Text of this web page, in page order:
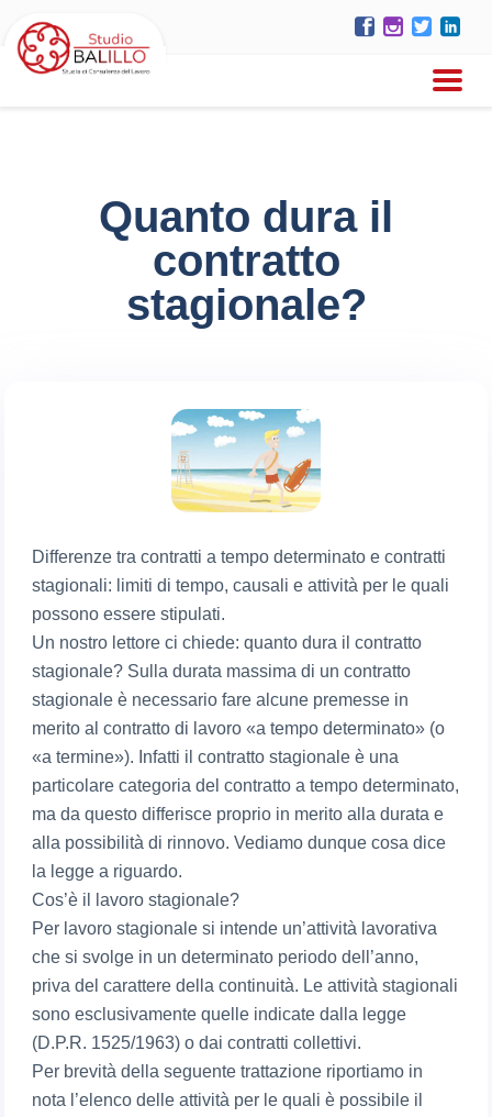
Quanto dura il
contratto
stagionale?
Differenze tra contratti a tempo determinato e contratti
stagionali: limiti di tempo, causali e attività per le quali
possono essere stipulati.
Un nostro lettore ci chiede: quanto dura il contratto
stagionale? Sulla durata massima di un contratto
stagionale è necessario fare alcune premesse in
merito al contratto di lavoro «a tempo determinato» (o
«a termine»). Infatti il contratto stagionale è una
particolare categoria del contratto a tempo determinato,
ma da questo differisce proprio in merito alla durata e
alla possibilità di rinnovo. Vediamo dunque cosa dice
la legge a riguardo.
Cos’è il lavoro stagionale?
Per lavoro stagionale si intende un’attività lavorativa
che si svolge in un determinato periodo dell’anno,
priva del carattere della continuità. Le attività stagionali
sono esclusivamente quelle indicate dalla legge
(D.P.R. 1525/1963) o dai contratti collettivi.
Per brevità della seguente trattazione riportiamo in
nota l’elenco delle attività per le quali è possibile il